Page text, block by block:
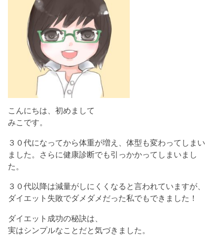
こんにちは、初めまして
みこです。
３０代になってから体重が増え、体型も変わってしまい
ました。さらに健康診断でも引っかかってしまいまし
た。
３０代以降は減量がしにくくなると言われていますが、
ダイエット失敗でダメダメだった私でもできました！
ダイエット成功の秘訣は、
実はシンプルなことだと気づきました。